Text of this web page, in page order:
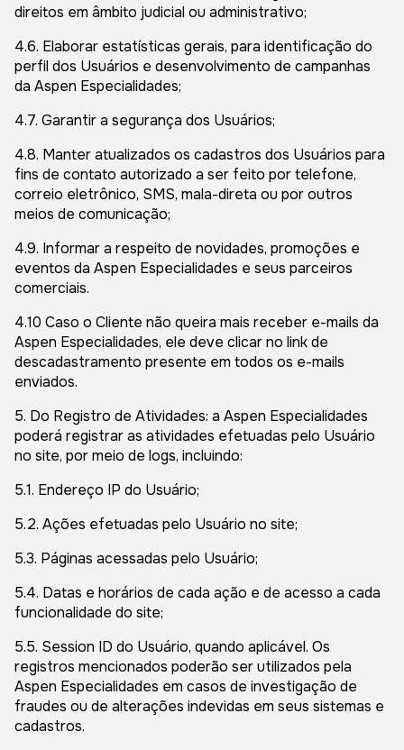
direitos em âmbito judicial ou administrativo;
4.6. Elaborar estatísticas gerais, para identificação do
perfil dos Usuários e desenvolvimento de campanhas
da Aspen Especialidades;
4.7. Garantir a segurança dos Usuários;
4.8. Manter atualizados os cadastros dos Usuários para
fins de contato autorizado a ser feito por telefone,
correio eletrônico, SMS, mala-direta ou por outros
meios de comunicação;
4.9. Informar a respeito de novidades, promoções e
eventos da Aspen Especialidades e seus parceiros
comerciais.
4.10 Caso o Cliente não queira mais receber e-mails da
Aspen Especialidades, ele deve clicar no link de
descadastramento presente em todos os e-mails
enviados.
5. Do Registro de Atividades: a Aspen Especialidades
poderá registrar as atividades efetuadas pelo Usuário
no site, por meio de logs, incluindo:
5.1. Endereço IP do Usuário;
5.2. Ações efetuadas pelo Usuário no site;
5.3. Páginas acessadas pelo Usuário;
5.4. Datas e horários de cada ação e de acesso a cada
funcionalidade do site;
5.5. Session ID do Usuário, quando aplicável. Os
registros mencionados poderão ser utilizados pela
Aspen Especialidades em casos de investigação de
fraudes ou de alterações indevidas em seus sistemas e
cadastros.